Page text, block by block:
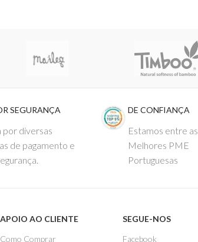
SEGURANÇA
por diversas
de pagamento e
DE CONFIANÇA
Estamos entre as
Melhores PME
Portuguesas
APOIO AO CLIENTE
Como Comprar
SEGUE-NOS
Facebook